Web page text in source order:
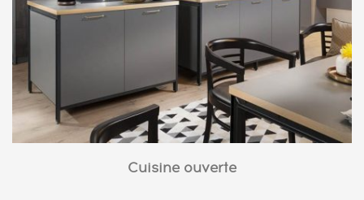
Cuisine ouverte